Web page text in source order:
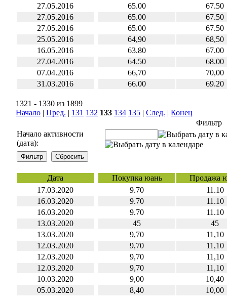
27.05.2016
65.00
67.50
27.05.2016
65.00
67.50
27.05.2016
65.00
67.50
25.05.2016
64,90
68,50
16.05.2016
63.80
67.00
27.04.2016
64.50
68.00
07.04.2016
66,70
70,00
31.03.2016
66.00 69.20
1321 - 1330 из 1899
Начало | Пред. | 131 132 133 134 135 | След. | Конец
Фильтр
Начало активности
(дата):
Дата Покупка юань
Продажа
17.03.2020
9.70
11.10
16.03.2020
9.70
11.10
16.03.2020
9.70
11.10
13.03.2020
45
45
13.03.2020
9,70
11,10
12.03.2020
9,70
11,10
12.03.2020
9,70
11,10
12.03.2020
9,70
11,10
10.03.2020
9,00
10,40
05.03.2020
8,40 10,00